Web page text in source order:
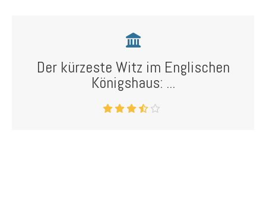
Der kürzeste Witz im Englischen
Königshaus: ...